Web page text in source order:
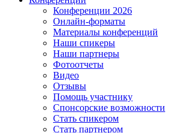
Конференции 2026
Онлайн-форматы
Материалы конференций
Наши спикеры
Наши партнеры
Фотоотчеты
Видео
Отзывы
Помощь участнику
Спонсорские возможности
Стать спикером
Стать партнером